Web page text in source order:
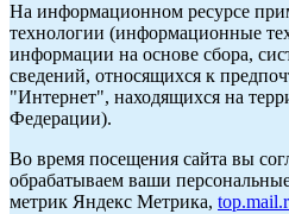
На информационном ресурсе
технологии (информационные
информации на основе сбора,
сведений, относящихся к
"Интернет", находящихся на
Федерации).
Во время посещения сайта вы
обрабатываем ваши
метрик Яндекс Метрика,